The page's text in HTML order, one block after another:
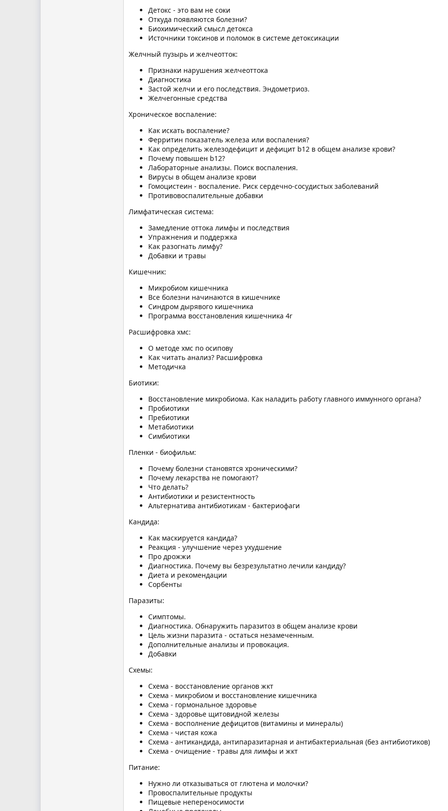
Детокс - это вам не соки
Откуда появляются болезни?
Биохимический смысл детокса
Источники токсинов и поломок в системе детоксикации
Желчный пузырь и желчеотток:
Признаки нарушения желчеоттока
Диагностика
Застой желчи и его последствия. Эндометриоз.
Желчегонные средства
Хроническое воспаление:
Как искать воспаление?
Ферритин показатель железа или воспаления?
Как определить железодефицит и дефицит b12 в общем анализе крови?
Почему повышен b12?
Лабораторные анализы. Поиск воспаления.
Вирусы в общем анализе крови
Гомоцистеин - воспаление. Риск сердечно-сосудистых заболеваний
Противовоспалительные добавки
Лимфатическая система:
Замедление оттока лимфы и последствия
Упражнения и поддержка
Как разогнать лимфу?
Добавки и травы
Кишечник:
Микробиом кишечника
Все болезни начинаются в кишечнике
Синдром дырявого кишечника
Программа восстановления кишечника 4r
Расшифровка хмс:
О методе хмс по осипову
Как читать анализ? Расшифровка
Методичка
Биотики:
Восстановление микробиома. Как наладить работу главного иммунного органа?
Пробиотики
Пребиотики
Метабиотики
Симбиотики
Пленки - биофильм:
Почему болезни становятся хроническими?
Почему лекарства не помогают?
Что делать?
Антибиотики и резистентность
Альтернатива антибиотикам - бактериофаги
Кандида:
Как маскируется кандида?
Реакция - улучшение через ухудшение
Про дрожжи
Диагностика. Почему вы безрезультатно лечили кандиду?
Диета и рекомендации
Сорбенты
Паразиты:
Симптомы.
Диагностика. Обнаружить паразитоз в общем анализе крови
Цель жизни паразита - остаться незамеченным.
Дополнительные анализы и провокация.
Добавки
Схемы:
Схема - восстановление органов жкт
Схема - микробиом и восстановление кишечника
Схема - гормональное здоровье
Схема - здоровье щитовидной железы
Схема - восполнение дефицитов (витамины и минералы)
Схема - чистая кожа
Схема - антикандида, антипаразитарная и антибактериальная (без антибиотиков)
Схема - очищение - травы для лимфы и жкт
Питание:
Нужно ли отказываться от глютена и молочки?
Провоспалительные продукты
Пищевые непереносимости